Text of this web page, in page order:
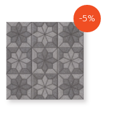
-5%